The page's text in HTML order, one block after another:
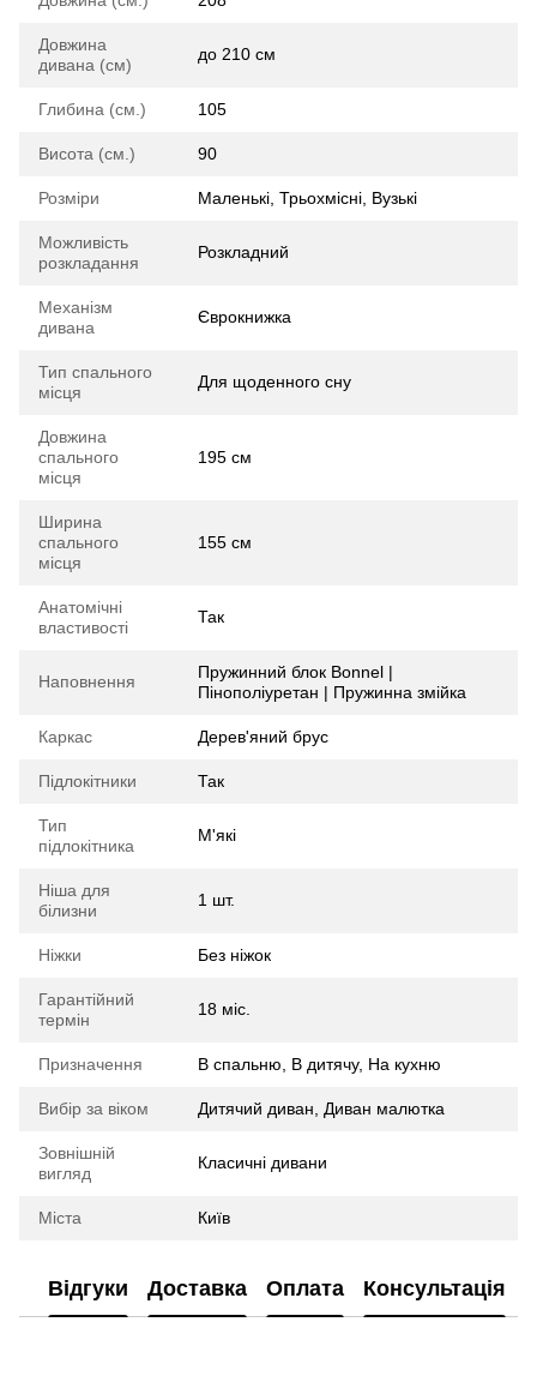
Довжина
дивана (см)
до 210 см
Глибина (см.) 105
Висота (см.) 90
Розміри Маленькі, Трьохмісні, Вузькі
Можливість
розкладання
Розкладний
Механізм
дивана
Єврокнижка
Тип спального
місця
Для щоденного сну
Довжина
спального
місця
195 см
Ширина
спального
місця
155 см
Анатомічні
властивості
Так
Наповнення
Пружинний блок Bonnel |
Пінополіуретан | Пружинна змійка
Каркас Дерев'яний брус
Підлокітники Так
Тип
підлокітника
М'які
Ніша для
білизни
1 шт.
Ніжки Без ніжок
Гарантійний
термін
18 міс.
Призначення В спальню, В дитячу, На кухню
Вибір за віком Дитячий диван, Диван малютка
Зовнішній
вигляд
Класичні дивани
Міста Київ
Відгуки Доставка Оплата Консультація